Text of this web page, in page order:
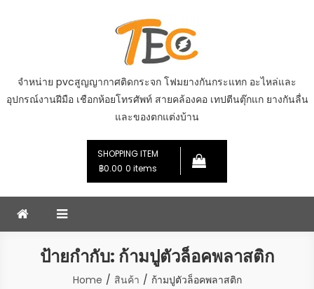
จำหน่าย pvcสูญญากาศติดกระจก โฟมยางกันกระแทก อะไหล่และ
อุปกรณ์งานฝีมือ เชือกห้อยโทรศัพท์ สายคล้องคอ เทปตีนตุ๊กแก ยางกันลื่น
และของตกแต่งบ้าน
SHOPPING ITEM
฿0.00 0 items
ป้ายกำกับ: ก้ามปูตัวล็อคพลาสติก
Home สินค้า ก้ามปูตัวล็อคพลาสติก